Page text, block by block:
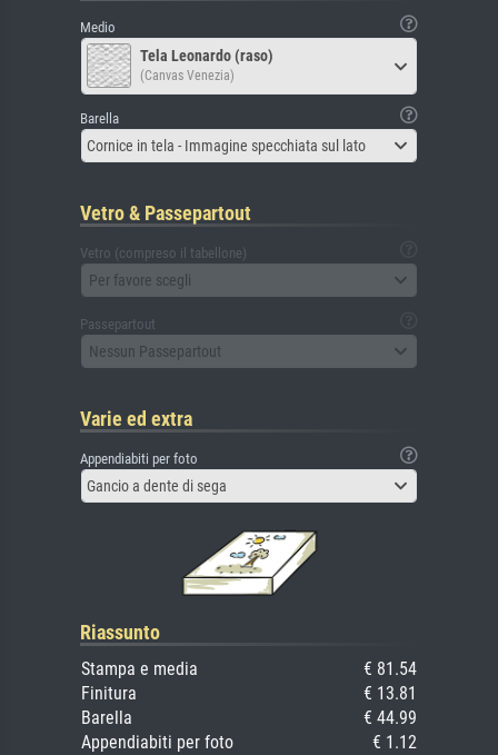
Medio
Tela Leonardo (raso)
(Canvas Venezia)
Barella
Cornice in tela - Immagine specchiata sul lato
Vetro & Passepartout
Vetro (compreso il tabellone)
Per favore scegli
Passepartout
Nessun Passepartout
Varie ed extra
Appendiabiti per foto
Gancio a dente di sega
Riassunto
Stampa e media
€ 81.54
Finitura
€ 13.81
Barella
€ 44.99
Appendiabiti per foto
€ 1.12